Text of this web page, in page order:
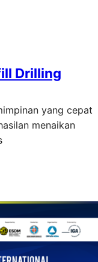
Drilling
yang cepat
menaikan